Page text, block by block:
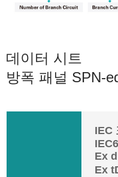
데이터 시트
방폭 패널 SPN-
IEC
Ex
Ex